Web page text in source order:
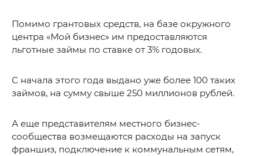
Помимо грантовых средств, на базе окружного
центра «Мой бизнес» им предоставляются
льготные займы по ставке от 3% годовых.
С начала этого года выдано уже более 100 таких
займов, на сумму свыше 250 миллионов рублей.
А еще представителям местного бизнес-
сообщества возмещаются расходы на запуск
франшиз, подключение к коммунальным сетям,